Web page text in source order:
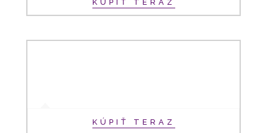
KÚPIŤ TERAZ
KÚPIŤ TERAZ